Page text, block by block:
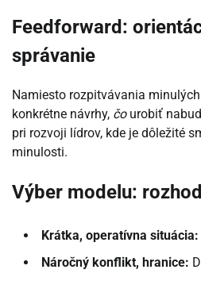
Feedforward:
správanie
Namiesto rozpitvávania
konkrétne návrhy, čourobiť
pri rozvoji lídrov, kde je dôležité
minulosti.
Výber modelu:
Krátka, operatívna situácia:
Náročný konflikt, hranice: